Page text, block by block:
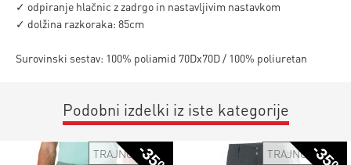
✓ odpiranje hlačnic z zadrgo in nastavljivim nastavkom
✓ dolžina razkoraka: 85cm
Surovinski sestav: 100% poliamid 70Dx70D / 100% poliuretan
Podobni izdelki iz iste kategorije
TRAJNOSTNO TRAJNOSTNO